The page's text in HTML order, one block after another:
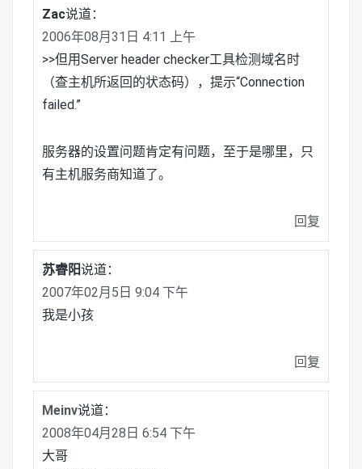
Zac说道：
2006年08月31日 4:11 上午
>>但用Server header checker工具检测域名时
（查主机所返回的状态码），提示“Connection
failed.”
服务器的设置问题肯定有问题，至于是哪里，只
有主机服务商知道了。
回复
苏睿阳说道：
2007年02月5日 9:04 下午
我是小孩
回复
Meinv说道：
2008年04月28日 6:54 下午
大哥